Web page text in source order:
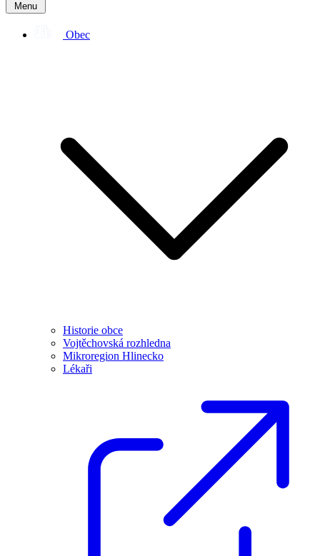
Menu
Obec
Historie obce
Vojtěchovská rozhledna
Mikroregion Hlinecko
Lékaři